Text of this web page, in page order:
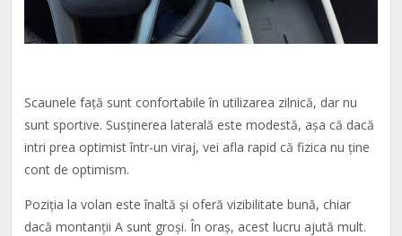
Scaunele față sunt confortabile în utilizarea zilnică, dar nu
sunt sportive. Susținerea laterală este modestă, așa că dacă
intri prea optimist într-un viraj, vei afla rapid că fizica nu ține
cont de optimism.
Poziția la volan este înaltă și oferă vizibilitate bună, chiar
dacă montanții A sunt groși. În oraș, acest lucru ajută mult.